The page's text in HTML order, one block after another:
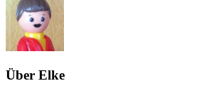
Über Elke